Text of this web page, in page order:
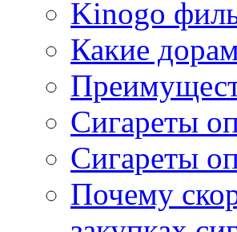
Kinogo
Какие
Сигареты
Сигареты
Почему